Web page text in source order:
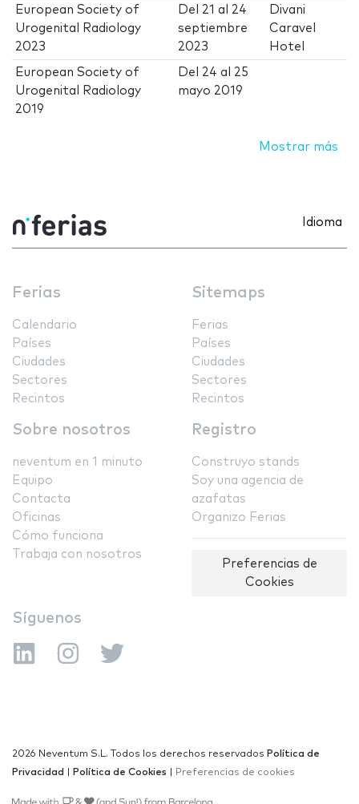
European Society of
Urogenital Radiology
2023
Del 21 al 24
septiembre
2023
Divani
Caravel
Hotel
European Society of
Urogenital Radiology
2019
Del 24 al 25
mayo 2019
Mostrar más
Idioma
Ferias
Calendario
Países
Ciudades
Sectores
Recintos
Sitemaps
Ferias
Países
Ciudades
Sectores
Recintos
Sobre nosotros
neventum en 1 minuto
Equipo
Contacta
Oficinas
Cómo funciona
Trabaja con nosotros
Registro
Construyo stands
Soy una agencia de
azafatas
Organizo Ferias
Preferencias de
Cookies
Síguenos
2026 Neventum S.L. Todos los derechos reservados Política de
Privacidad
Política de Cookies Preferencias de cookies